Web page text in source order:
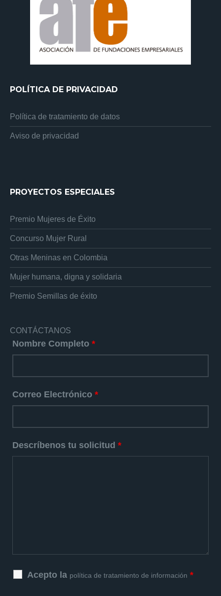
POLÍTICA DE PRIVACIDAD
Política de tratamiento de datos
Aviso de privacidad
PROYECTOS ESPECIALES
Premio Mujeres de Éxito
Concurso Mujer Rural
Otras Meninas en Colombia
Mujer humana, digna y solidaria
Premio Semillas de éxito
CONTÁCTANOS
Nombre Completo*
Correo Electrónico*
Descríbenos tu solicitud*
Acepto la política de tratamiento de información *